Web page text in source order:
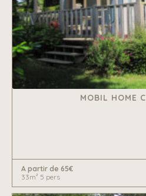
MOBIL HOME
A partir de 65€
33m² 5 pers